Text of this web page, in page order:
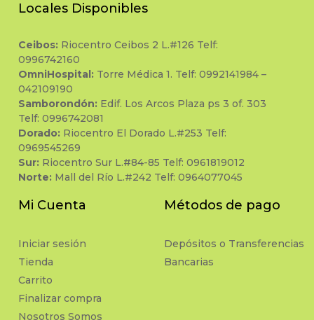
Locales Disponibles
Ceibos: Riocentro Ceibos 2 L.#126 Telf:
0996742160
OmniHospital: Torre Médica 1. Telf: 0992141984 –
042109190
Samborondón: Edif. Los Arcos Plaza ps 3 of. 303
Telf: 0996742081
Dorado: Riocentro El Dorado L.#253 Telf:
0969545269
Sur: Riocentro Sur L.#84-85 Telf: 0961819012
Norte: Mall del Río L.#242 Telf: 0964077045
Mi Cuenta
Iniciar sesión
Tienda
Carrito
Finalizar compra
Nosotros Somos
Métodos de pago
Depósitos o Transferencias
Bancarias